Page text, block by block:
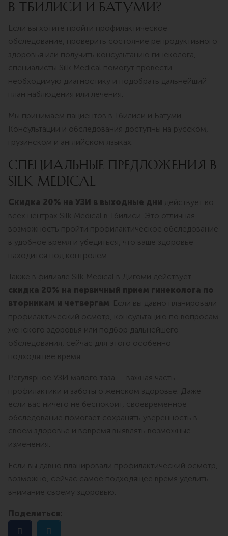
В ТБИЛИСИ И БАТУМИ?
Если вы хотите пройти профилактическое
обследование, проверить состояние репродуктивного
здоровья или получить консультацию гинеколога,
специалисты Silk Medical помогут провести
необходимую диагностику и подобрать дальнейший
план наблюдения или лечения.
Мы принимаем пациентов в Тбилиси и Батуми.
Консультации и обследования доступны на русском,
грузинском и английском языках.
СПЕЦИАЛЬНЫЕ ПРЕДЛОЖЕНИЯ В
SILK MEDICAL
Скидка 20% на УЗИ в выходные дни действует во
всех центрах Silk Medical в Тбилиси. Это отличная
возможность пройти профилактическое обследование
в удобное время и убедиться, что ваше здоровье
находится под контролем.
Также в филиале Silk Medical в Дигоми действует
скидка 20% на первичный прием гинеколога по
вторникам и четвергам. Если вы давно планировали
профилактический осмотр, консультацию по вопросам
женского здоровья или подбор дальнейшего
обследования, сейчас для этого особенно
подходящее время.
Регулярное УЗИ малого таза — важная часть
профилактики и заботы о женском здоровье. Даже
если вас ничего не беспокоит, своевременное
обследование помогает сохранять уверенность в
своем здоровье и вовремя выявлять возможные
изменения.
Если вы давно планировали профилактический осмотр,
возможно, сейчас самое подходящее время уделить
внимание своему здоровью.
Поделиться: